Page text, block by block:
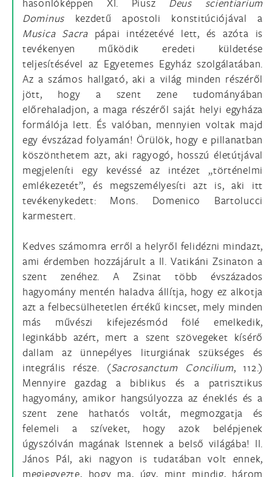
Dominus kezdetű apostoli konstitúciójával a
Musica Sacra pápai intézetévé lett, és azóta is
tevékenyen működik eredeti küldetése
teljesítésével az Egyetemes Egyház szolgálatában.
Az a számos hallgató, aki a világ minden részéről
jött, hogy a szent zene tudományában
előrehaladjon, a maga részéről saját helyi egyháza
formálója lett. És valóban, mennyien voltak majd
egy évszázad folyamán! Örülök, hogy e pillanatban
köszönthetem azt, aki ragyogó, hosszú életútjával
megjeleníti egy kevéssé az intézet „történelmi
emlékezetét”, és megszemélyesíti azt is, aki itt
tevékenykedett: Mons. Domenico Bartolucci
karmestert.
Kedves számomra erről a helyről felidézni mindazt,
ami érdemben hozzájárult a II. Vatikáni Zsinaton a
szent zenéhez. A Zsinat több évszázados
hagyomány mentén haladva állítja, hogy ez alkotja
azt a felbecsülhetetlen értékű kincset, mely minden
más művészi kifejezésmód fölé emelkedik,
leginkább azért, mert a szent szövegeket kísérő
dallam az ünnepélyes liturgiának szükséges és
integrális része. (Sacrosanctum Concilium, 112.)
Mennyire gazdag a biblikus és a patrisztikus
hagyomány, amikor hangsúlyozza az éneklés és a
szent zene hathatós voltát, megmozgatja és
felemeli a szíveket, hogy azok belépjenek
úgyszólván magának Istennek a belső világába! II.
János Pál, aki nagyon is tudatában volt ennek,
megjegyezte, hogy ma, úgy, mint mindig, három